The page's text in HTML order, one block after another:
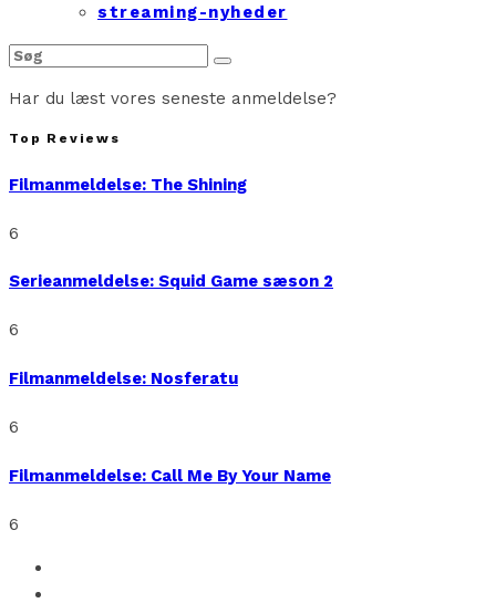
streaming-nyheder
Har du læst vores seneste anmeldelse?
Top Reviews
Filmanmeldelse: The Shining
6
Serieanmeldelse: Squid Game sæson 2
6
Filmanmeldelse: Nosferatu
6
Filmanmeldelse: Call Me By Your Name
6